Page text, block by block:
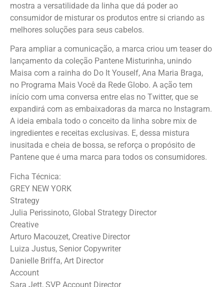
mostra a versatilidade da linha que dá poder ao
consumidor de misturar os produtos entre si criando as
melhores soluções para seus cabelos.
Para ampliar a comunicação, a marca criou um teaser do
lançamento da coleção Pantene Misturinha, unindo
Maisa com a rainha do Do It Youself, Ana Maria Braga,
no Programa Mais Você da Rede Globo. A ação tem
início com uma conversa entre elas no Twitter, que se
expandirá com as embaixadoras da marca no Instagram.
A ideia embala todo o conceito da linha sobre mix de
ingredientes e receitas exclusivas. E, dessa mistura
inusitada e cheia de bossa, se reforça o propósito de
Pantene que é uma marca para todos os consumidores.
Ficha Técnica:
GREY NEW YORK
Strategy
Julia Perissinoto, Global Strategy Director
Creative
Arturo Macouzet, Creative Director
Luiza Justus, Senior Copywriter
Danielle Briffa, Art Director
Account
Sara Jett, SVP Account Director